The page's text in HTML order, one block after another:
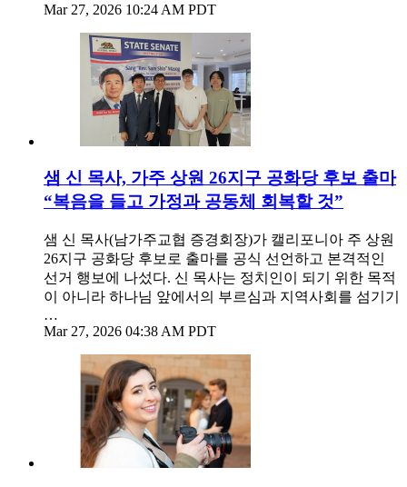
Mar 27, 2026 10:24 AM PDT
샘 신 목사, 가주 상원 26지구 공화당 후보 출마
“복음을 들고 가정과 공동체 회복할 것”
샘 신 목사(남가주교협 증경회장)가 캘리포니아 주 상원
26지구 공화당 후보로 출마를 공식 선언하고 본격적인
선거 행보에 나섰다. 신 목사는 정치인이 되기 위한 목적
이 아니라 하나님 앞에서의 부르심과 지역사회를 섬기기
…
Mar 27, 2026 04:38 AM PDT